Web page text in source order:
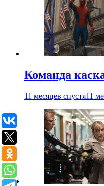
Команда
11 месяцев спустя11